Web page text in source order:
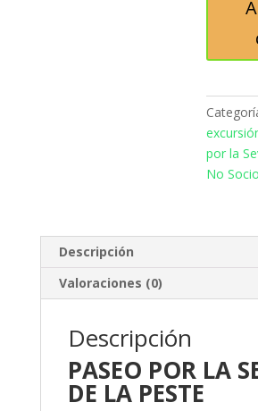
Socio
cantidad
por la
No Socio
Descripción
Valoraciones (0)
Descripción
PASEO POR LA
DE LA PESTE